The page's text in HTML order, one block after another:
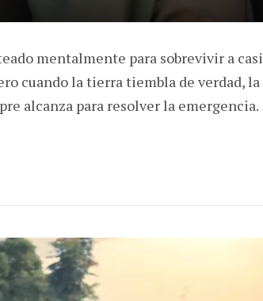
mentalmente para sobrevivir a casi
cuando la tierra tiembla de verdad, la
alcanza para resolver la emergencia.